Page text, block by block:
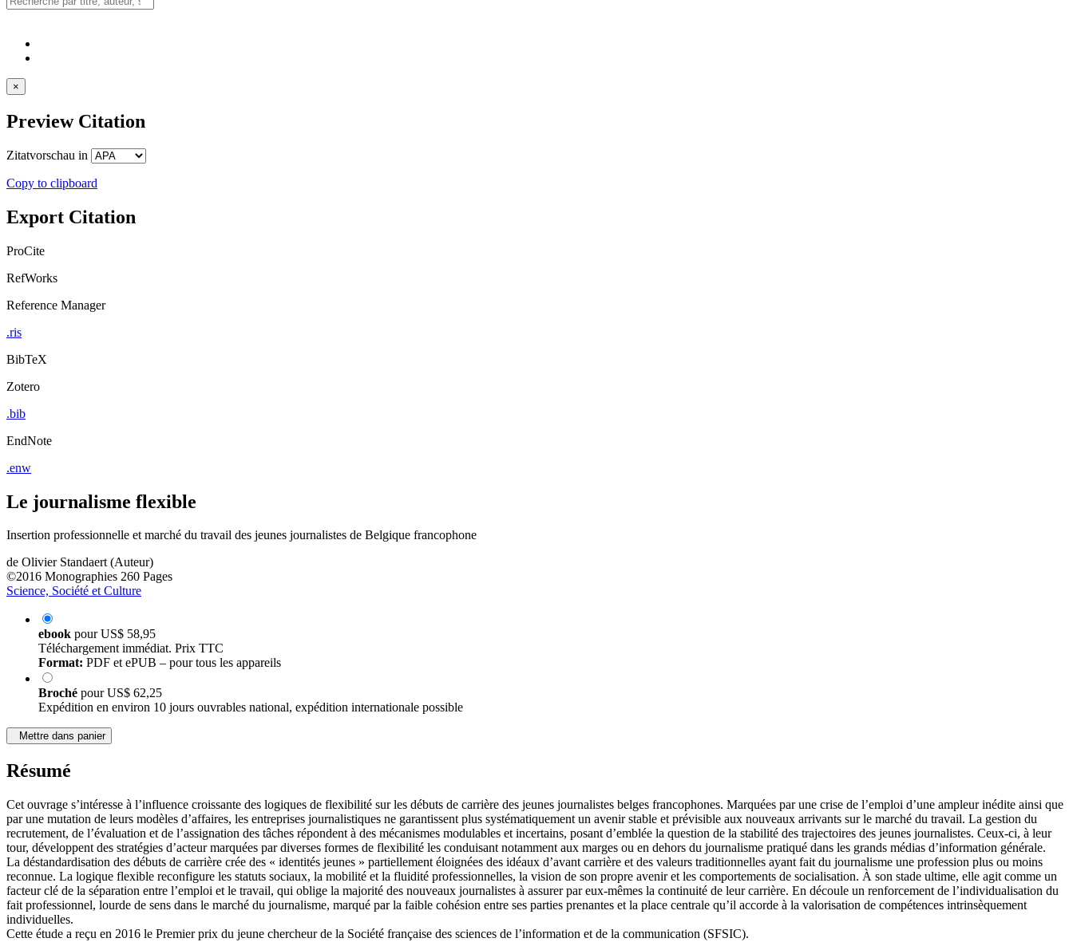
×
Preview Citation
Zitatvorschau in
Copy to clipboard
Export Citation
ProCite
RefWorks
Reference Manager
.ris
BibTeX
Zotero
.bib
EndNote
.enw
Le journalisme flexible
Insertion professionnelle et marché du travail des jeunes journalistes de Belgique francophone
de Olivier Standaert (Auteur)
©2016 Monographies 260 Pages
Science, Société et Culture
ebook pourUS$ 58,95
Téléchargement immédiat. Prix TTC
Format: PDF et ePUB – pour tous les appareils
Broché pourUS$ 62,25
Expédition en environ 10 jours ouvrables national, expédition internationale possible
Mettre dans panier
Résumé
Cet ouvrage s’intéresse à l’influence croissante des logiques de flexibilité sur les débuts de carrière des jeunes journalistes belges francophones. Marquées par une crise de l’emploi d’une ampleur inédite ainsi que
par une mutation de leurs modèles d’affaires, les entreprises journalistiques ne garantissent plus systématiquement un avenir stable et prévisible aux nouveaux arrivants sur le marché du travail. La gestion du
recrutement, de l’évaluation et de l’assignation des tâches répondent à des mécanismes modulables et incertains, posant d’emblée la question de la stabilité des trajectoires des jeunes journalistes. Ceux-ci, à leur
tour, développent des stratégies d’acteur marquées par diverses formes de flexibilité les conduisant notamment aux marges ou en dehors du journalisme pratiqué dans les grands médias d’information générale.
La déstandardisation des débuts de carrière crée des « identités jeunes » partiellement éloignées des idéaux d’avant carrière et des valeurs traditionnelles ayant fait du journalisme une profession plus ou moins
reconnue. La logique flexible reconfigure les statuts sociaux, la mobilité et la fluidité professionnelles, la vision de son propre avenir et les comportements de socialisation. À son stade ultime, elle agit comme un
facteur clé de la séparation entre l’emploi et le travail, qui oblige la majorité des nouveaux journalistes à assurer par eux-mêmes la continuité de leur carrière. En découle un renforcement de l’individualisation du
fait professionnel, lourde de sens dans le marché du journalisme, marqué par la faible cohésion entre ses parties prenantes et la place centrale qu’il accorde à la valorisation de compétences intrinsèquement
individuelles.
Cette étude a reçu en 2016 le Premier prix du jeune chercheur de la Société française des sciences de l’information et de la communication (SFSIC).